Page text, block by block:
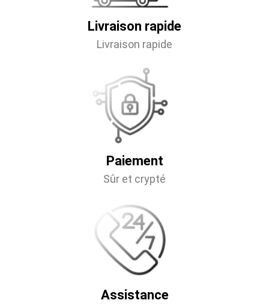
Livraison rapide
Livraison rapide
Paiement
Sûr et crypté
Assistance